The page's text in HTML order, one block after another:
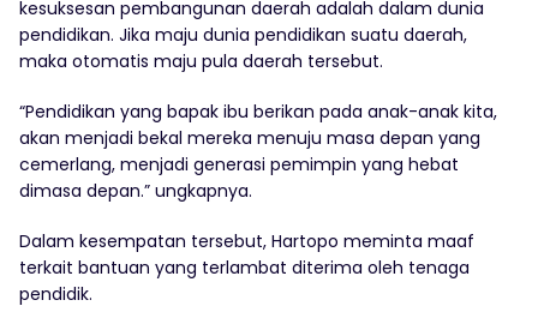
kesuksesan pembangunan daerah adalah dalam dunia
pendidikan. Jika maju dunia pendidikan suatu daerah,
maka otomatis maju pula daerah tersebut.
“Pendidikan yang bapak ibu berikan pada anak-anak kita,
akan menjadi bekal mereka menuju masa depan yang
cemerlang, menjadi generasi pemimpin yang hebat
dimasa depan.” ungkapnya.
Dalam kesempatan tersebut, Hartopo meminta maaf
terkait bantuan yang terlambat diterima oleh tenaga
pendidik.